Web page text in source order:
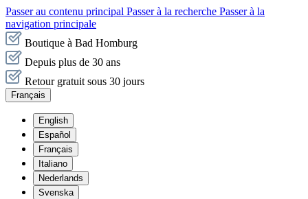
Passer au contenu principal Passer à la recherche Passer à la
navigation principale
Boutique à Bad Homburg
Depuis plus de 30 ans
Retour gratuit sous 30 jours
Français
English
Español
Français
Italiano
Nederlands
Svenska